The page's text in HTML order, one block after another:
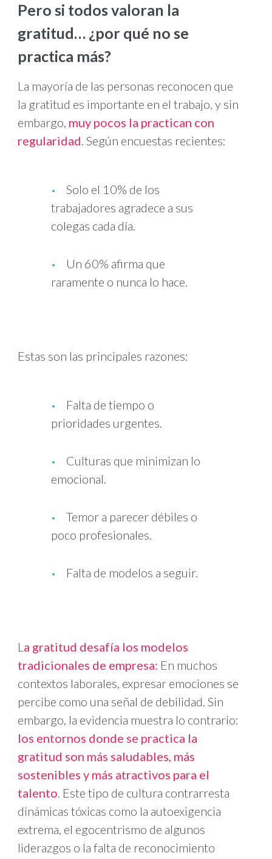
Pero si todos valoran la
gratitud… ¿por qué no se
practica más?
La mayoría de las personas reconocen que
la gratitud es importante en el trabajo, y sin
embargo, muy pocos la practican con
regularidad. Según encuestas recientes:
Solo el 10% de los
trabajadores agradece a sus
colegas cada día.
Un 60% afirma que
raramente o nunca lo hace.
Estas son las principales razones:
Falta de tiempo o
prioridades urgentes.
Culturas que minimizan lo
emocional.
Temor a parecer débiles o
poco profesionales.
Falta de modelos a seguir.
L a gratitud desafía los modelos
tradicionales de empresa: En muchos
contextos laborales, expresar emociones se
percibe como una señal de debilidad. Sin
embargo, la evidencia muestra lo contrario:
los entornos donde se practica la
gratitud son más saludables, más
sostenibles y más atractivos para el
talento. Este tipo de cultura contrarresta
dinámicas tóxicas como la autoexigencia
extrema, el egocentrismo de algunos
liderazgos o la falta de reconocimiento